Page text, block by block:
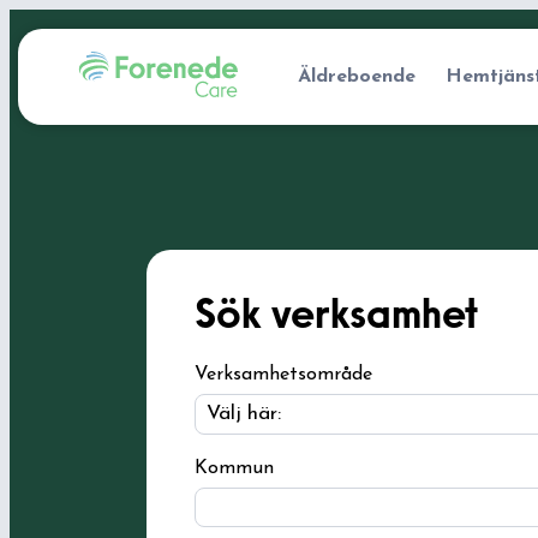
Äldreboende
Sök verksamhet
Verksamhetsområde
Kommun